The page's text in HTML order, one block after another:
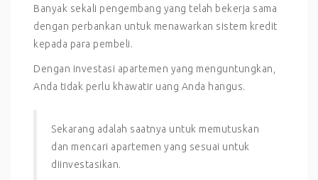
Banyak sekali pengembang yang telah bekerja sama
dengan perbankan untuk menawarkan sistem kredit
kepada para pembeli.
Dengan investasi apartemen yang menguntungkan,
Anda tidak perlu khawatir uang Anda hangus.
Sekarang adalah saatnya untuk memutuskan
dan mencari apartemen yang sesuai untuk
diinvestasikan.